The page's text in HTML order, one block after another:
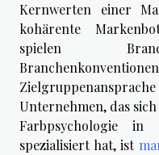
Kernwerten einer
kohärente
spielen
Unternehmen, das
Farbpsychologie in
spezialisiert hat, ist